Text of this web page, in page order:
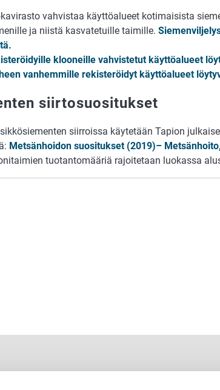
vahvistaa käyttöalueet kotimaisista
ja niistä kasvatetuille taimille.
klooneille vahvistetut käyttöalueet
vanhemmille rekisteröidyt käyttöalueet
siirtosuositukset
siirroissa käytetään Tapion
Metsänhoidon suositukset (2019)–
tuotantomääriä rajoitetaan luokassa